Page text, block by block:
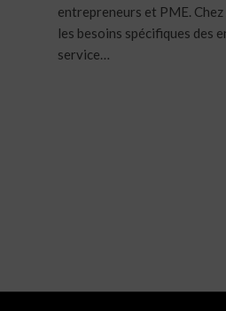
entrepreneurs et PME.
les besoins spécifiques des
service…